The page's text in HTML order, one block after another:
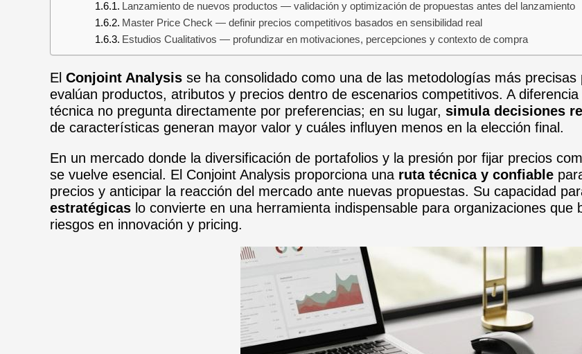
Lanzamiento de nuevos productos — validación y optimización de propuestas antes del lanzamiento
Master Price Check — definir precios competitivos basados en sensibilidad real
Estudios Cualitativos — profundizar en motivaciones, percepciones y contexto de compra
El Conjoint Analysisse ha consolidado como una de las metodologías más precisas
evalúan productos, atributos y precios dentro de escenarios competitivos. A
técnica no pregunta directamente por preferencias; en su lugar, simula decisiones
de características generan mayor valor y cuáles influyen menos en la elección final.
En un mercado donde la diversificación de portafolios y la presión por fijar precios
se vuelve esencial. El Conjoint Analysis proporciona una ruta técnica y confiable
precios y anticipar la reacción del mercado ante nuevas propuestas. Su capacidad
estratégicaslo convierte en una herramienta indispensable para organizaciones que
riesgos en innovación y pricing.